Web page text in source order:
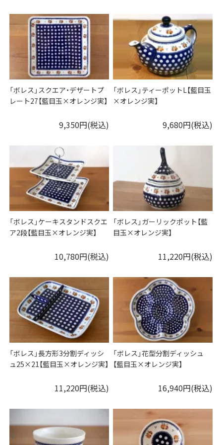
「ボレス」スクエア・デザートプ
レート27【藍目玉×オレンジ実】
9,350円(税込)
「ボレス」ティーポットL【藍目玉
×オレンジ実】
9,680円(税込)
「ボレス」ケーキスタンドスクエ
ア2段【藍目玉×オレンジ実】
10,780円(税込)
「ボレス」ガーリックポット【藍
目玉×オレンジ実】
11,220円(税込)
「ボレス」長方形3分割ディッシ
ュ25×21【藍目玉×オレンジ実】
11,220円(税込)
「ボレス」花型分割ディッシュ
【藍目玉×オレンジ実】
16,940円(税込)